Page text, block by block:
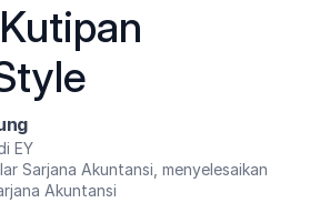
EY
Sarjana Akuntansi, menyelesaikan
Akuntansi